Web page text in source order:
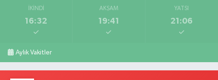
İKINDI
16:32
AKŞAM
19:41
YATSI
21:06
Aylık Vakitler